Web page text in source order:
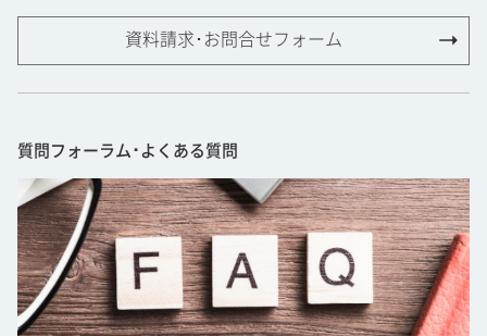
資料請求･お問合せフォーム
質問フォーラム･よくある質問